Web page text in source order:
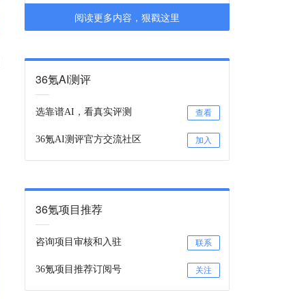
阅读更多内容，狠戳这里
36氪AI测评
选靠谱AI，看真实评测 查看
36氪AI测评官方交流社区 加入
36氪项目推荐
咨询项目审核和入驻 联系
36氪项目推荐订阅号 关注